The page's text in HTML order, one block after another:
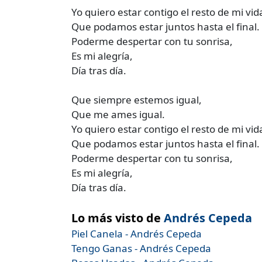
Yo quiero estar contigo el resto de mi
Que podamos estar juntos hasta el final.
Poderme despertar con tu sonrisa,
Es mi alegría,
Día tras día.
Que siempre estemos igual,
Que me ames igual.
Yo quiero estar contigo el resto de mi
Que podamos estar juntos hasta el final.
Poderme despertar con tu sonrisa,
Es mi alegría,
Día tras día.
Lo más visto de Andrés Cepeda
Piel Canela - Andrés Cepeda
Tengo Ganas - Andrés Cepeda